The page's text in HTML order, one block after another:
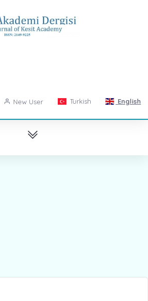
New User Turkish English